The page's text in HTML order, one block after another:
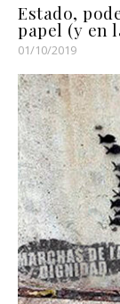
Estado,
papel (y en
01/10/2019